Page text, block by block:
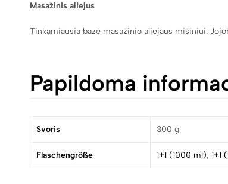
Masažinis aliejus
Tinkamiausia bazė masažinio aliejaus mišiniui.
Papildoma
Svoris 300 g
Flaschengröße 1+1 (1000 ml), 1+1